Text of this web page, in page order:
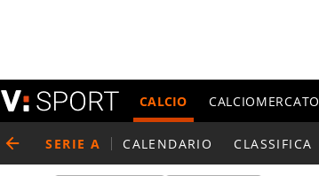
CALCIO CALCIOMERCATO
SERIE A CALENDARIO CLASSIFICA